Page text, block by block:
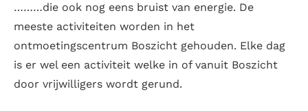
………die ook nog eens bruist van energie. De
meeste activiteiten worden in het
ontmoetingscentrum Boszicht gehouden. Elke dag
is er wel een activiteit welke in of vanuit Boszicht
door vrijwilligers wordt gerund.